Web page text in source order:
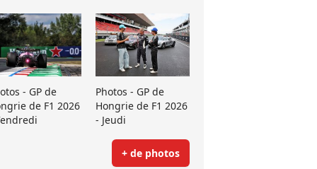
- GP de
de F1 2026
Photos - GP de
Hongrie de F1 2026
- Jeudi
+ de photos